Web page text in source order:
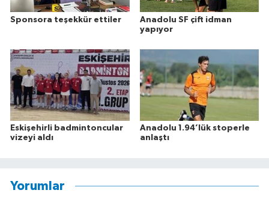
Sponsora teşekkür ettiler
Anadolu SF çift idman
yapıyor
Eskişehirli badmintoncular
vizeyi aldı
Anadolu 1.94’lük stoperle
anlaştı
Yorumlar